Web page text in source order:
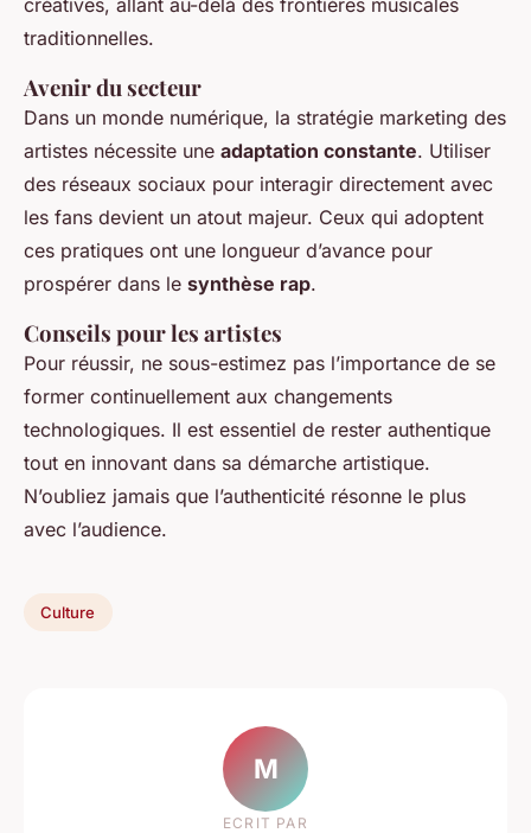
créatives, allant au-delà des frontières musicales
traditionnelles.
Avenir du secteur
Dans un monde numérique, la stratégie marketing des
artistes nécessite une adaptation constante. Utiliser
des réseaux sociaux pour interagir directement avec
les fans devient un atout majeur. Ceux qui adoptent
ces pratiques ont une longueur d’avance pour
prospérer dans le synthèse rap.
Conseils pour les artistes
Pour réussir, ne sous-estimez pas l’importance de se
former continuellement aux changements
technologiques. Il est essentiel de rester authentique
tout en innovant dans sa démarche artistique.
N’oubliez jamais que l’authenticité résonne le plus
avec l’audience.
Culture
M
ECRIT PAR